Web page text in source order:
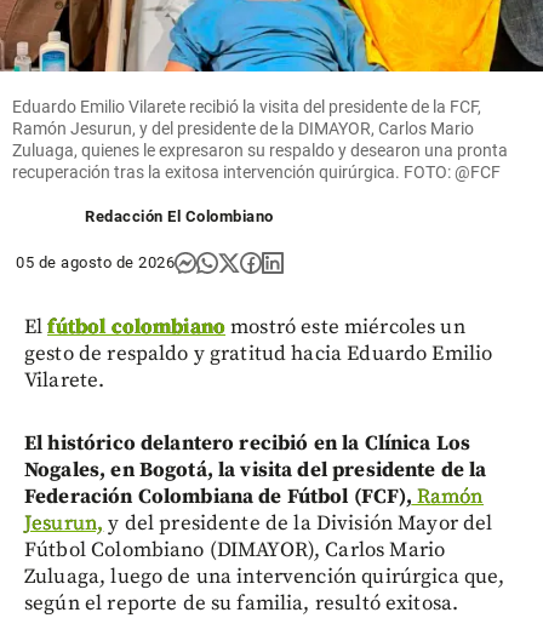
Eduardo Emilio Vilarete recibió la visita del presidente de la FCF,
Ramón Jesurun, y del presidente de la DIMAYOR, Carlos Mario
Zuluaga, quienes le expresaron su respaldo y desearon una pronta
recuperación tras la exitosa intervención quirúrgica. FOTO: @FCF
Redacción El Colombiano
05 de agosto de 2026
Elfútbol colombianomostró este miércoles un
gesto de respaldo y gratitud hacia Eduardo Emilio
Vilarete.
El histórico delantero recibió en la Clínica Los
Nogales, en Bogotá, la visita del presidente de la
Federación Colombiana de Fútbol (FCF), Ramón
Jesurun, y del presidente de la División Mayor del
Fútbol Colombiano (DIMAYOR), Carlos Mario
Zuluaga, luego de una intervención quirúrgica que,
según el reporte de su familia, resultó exitosa.